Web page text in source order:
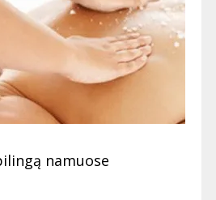
namuose